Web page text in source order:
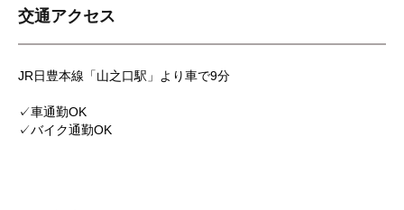
交通アクセス
JR日豊本線「山之口駅」より車で9分
✓車通勤OK
✓バイク通勤OK